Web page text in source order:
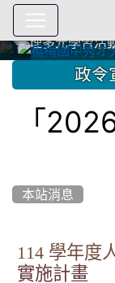
中國信託商業銀
中國信託商業銀
辦理多元學習活
辦理多元學習活
爭取社會資源，
園女子美容商業
爭取社會資源，
園女子美容商業
112學年度畢業
112學年度畢業
辦理多元學習活
辦理多元學習活
爭取社會資源，
師生歲末感恩活
爭取社會資源，
師生歲末感恩活
爭取社會資源，
校學生耶誕禮物
爭取社會資源，
校學生耶誕禮物
112.9.27參觀客
112.9.27參觀客
2023.12.27 國際
2023.12.27 國際
2023.12.27 國際
2023.12.27 國際
2023.12.27 聖
兄、師姐同樂
2023.12.27 聖
兄、師姐同樂
建置優質學習空
建置優質學習空
::: 政令
「
本站消息
114 學年度
實施計畫